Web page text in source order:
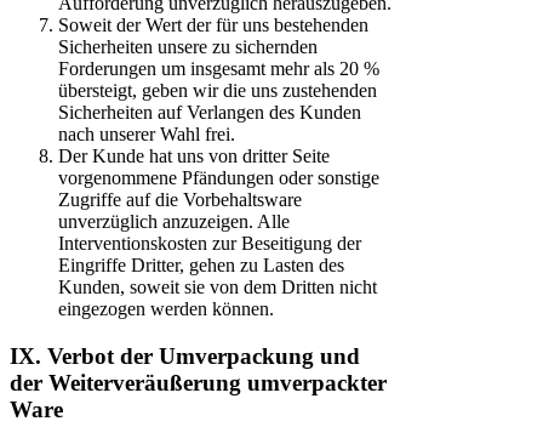
Soweit der Wert der für uns bestehenden
Sicherheiten unsere zu sichernden
Forderungen um insgesamt mehr als 20 %
übersteigt, geben wir die uns zustehenden
Sicherheiten auf Verlangen des Kunden
nach unserer Wahl frei.
Der Kunde hat uns von dritter Seite
vorgenommene Pfändungen oder sonstige
Zugriffe auf die Vorbehaltsware
unverzüglich anzuzeigen. Alle
Interventionskosten zur Beseitigung der
Eingriffe Dritter, gehen zu Lasten des
Kunden, soweit sie von dem Dritten nicht
eingezogen werden können.
IX. Verbot der Umverpackung und
der Weiterveräußerung umverpackter
Ware